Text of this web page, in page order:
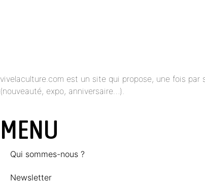
vivelaculture.com est un site qui propose, une fois par
(nouveauté, expo, anniversaire…).
MENU
Qui sommes-nous ?
Newsletter